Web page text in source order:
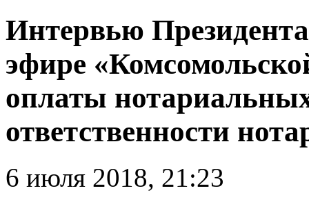
Интервью
эфире
оплаты
ответственности
6 июля 2018, 21:23